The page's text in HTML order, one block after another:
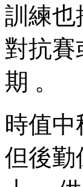
訓練也
對抗賽
期 。
時值中
但後勤